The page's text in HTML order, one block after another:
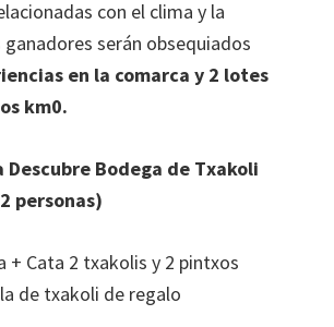
con el clima y la
ganadores serán obsequiados
en la comarca y 2 lotes
km0.
Descubre Bodega de Txakoli
personas)
+ Cata 2 txakolis y 2 pintxos
de txakoli de regalo